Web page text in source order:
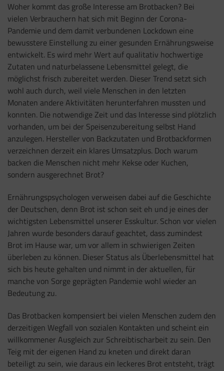
Woher kommt das große Interesse am Brotbacken? Bei
vielen Verbrauchern hat sich mit Beginn der Corona-
Pandemie und dem damit verbundenen Lockdown eine
bewusstere Einstellung zu einer gesunden Ernährungsweise
entwickelt. Es wird mehr Wert auf qualitativ hochwertige
Zutaten und naturbelassene Lebensmittel gelegt, die
möglichst frisch zubereitet werden. Dieser Trend setzt sich
wohl auch durch, weil viele Menschen in den letzten
Monaten andere Aktivitäten herunterfahren mussten und
konnten. Die notwendige Zeit und das Interesse sind plötzlich
vorhanden, um bei der Speisenzubereitung selbst Hand
anzulegen. Hersteller von Backzutaten und Brotbackformen
verzeichnen derzeit ein klares Umsatzplus. Doch warum
backen die Menschen nicht mehr Kekse oder Kuchen,
sondern ausgerechnet Brot?
Ernährungspsychologen verweisen dabei auf die Geschichte
der Deutschen, denn Brot ist schon seit eh und je eines der
wichtigsten Lebensmittel unserer Esskultur. Schon vor vielen
Jahren wurde besonders darauf geachtet, dass zumindest
Brot im Hause war, um vor allem in schwierigen Zeiten
überleben zu können. Dieser Status als Überlebensmittel hat
sich bis heute gehalten und nimmt in der aktuellen, für
manche von Sorge geprägten Pandemie wohl wieder an
Bedeutung zu.
Das Brotbacken kompensiert bei vielen Menschen zudem den
derzeitigen Wegfall von sozialen Kontakten und scheint ein
willkommener Ausgleich zur Schreibtischarbeit zu sein. Den
Teig mit der eigenen Hand zu kneten und direkt daran
beteiligt zu sein, wie daraus ein leckeres Brot entsteht, trägt